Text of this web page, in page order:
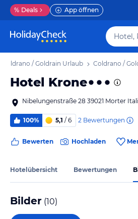
% Deals App öffnen
Coldrano / Goldrain Urlaub Coldrano /
Hotel Krone
Nibelungenstraße 28 39021 Morter
100% 5,1 / 6 2 Bewertungen
Bewerten Hochladen
Hotelübersicht Bewertungen
Bilder (10)